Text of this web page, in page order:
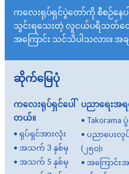
ကလေးရုပ်ရှင်ပွဲတော်ကို စီစဉ်နေပ
သွင်းရသေးတဲ့ လူငယ်ပရိသတ်
အကြောင်း သင်သိပါသလား။ အ
ဆိုက်မြေပုံ
ကလေးရုပ်ရှင်ပေါ်
တယ်။
• ရုပ်ရှင်အားလုံး
• အသက် 3 နှစ်မှ
• အသက် 5 နှစ်မှ
ပညာရေးအရင်
• Takorama
•ပညာပေးလုပ်
(၂၅၀)၊
•အကြောင်